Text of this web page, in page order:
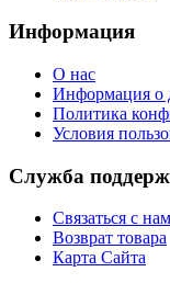
Информация
О нас
Информация о
Политика
Условия
Служба
Связаться с
Возврат товара
Карта Сайта